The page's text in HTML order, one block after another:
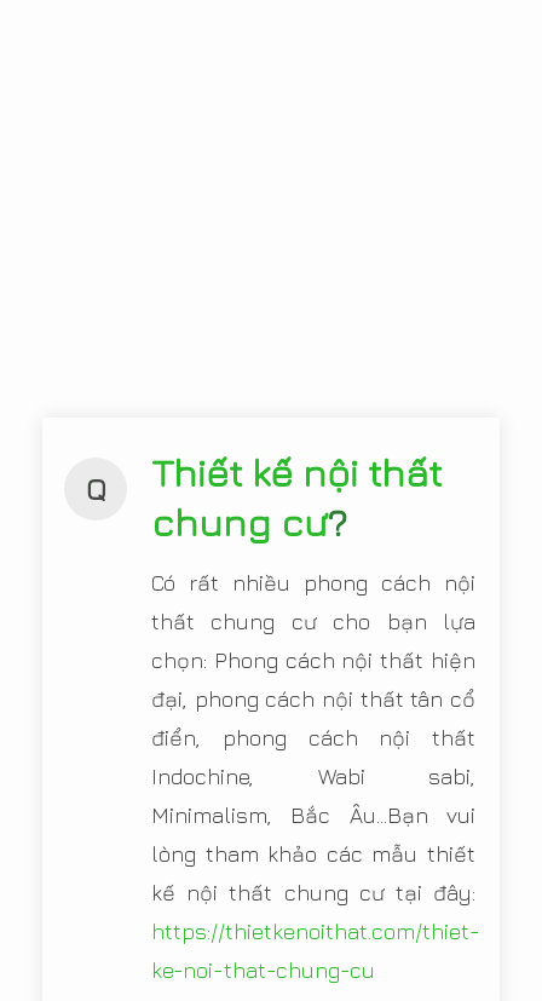
Q
Thiết kế nội thất
chung cư?
Có rất nhiều phong cách nội
thất chung cư cho bạn lựa
chọn: Phong cách nội thất hiện
đại, phong cách nội thất tân cổ
điển, phong cách nội thất
Indochine, Wabi sabi,
Minimalism, Bắc Âu...Bạn vui
lòng tham khảo các mẫu thiết
kế nội thất chung cư tại đây:
https://thietkenoithat.com/thiet-
ke-noi-that-chung-cu